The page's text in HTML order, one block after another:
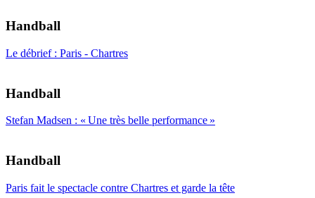
Handball
Le débrief : Paris - Chartres
Handball
Stefan Madsen : « Une très belle performance »
Handball
Paris fait le spectacle contre Chartres et garde la tête